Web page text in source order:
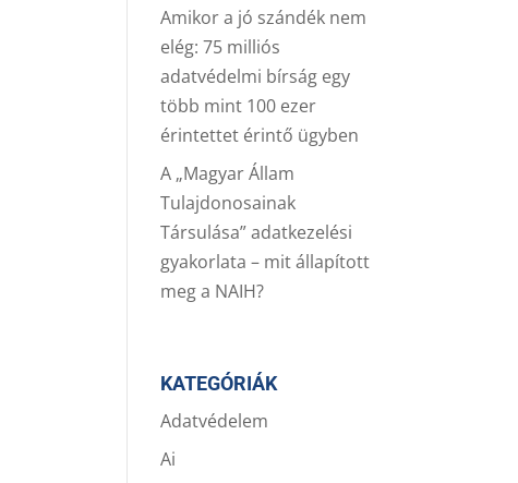
Amikor a jó szándék nem
elég: 75 milliós
adatvédelmi bírság egy
több mint 100 ezer
érintettet érintő ügyben
A „Magyar Állam
Tulajdonosainak
Társulása” adatkezelési
gyakorlata – mit állapított
meg a NAIH?
KATEGÓRIÁK
Adatvédelem
Ai